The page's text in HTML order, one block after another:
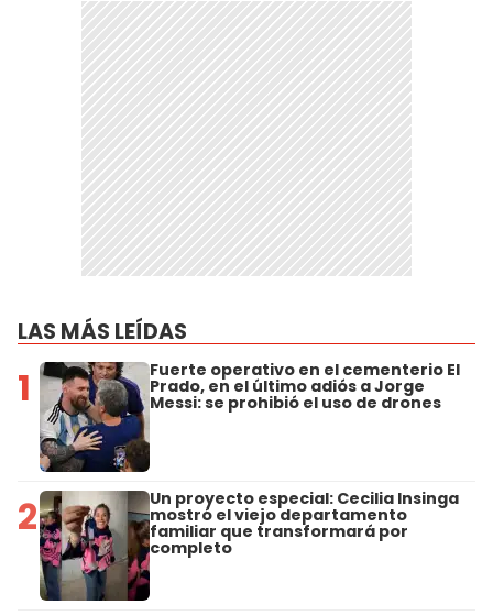
LAS MÁS LEÍDAS
1 Fuerte operativo en el cementerio El
Prado, en el último adiós a Jorge
Messi: se prohibió el uso de drones
2 Un proyecto especial: Cecilia Insinga
mostró el viejo departamento
familiar que transformará por
completo